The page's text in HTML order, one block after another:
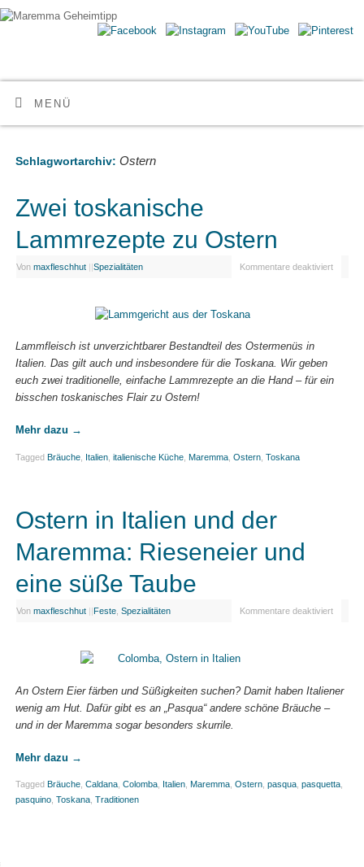
Maremma Geheimtipp
MENÜ
Schlagwortarchiv: Ostern
Zwei toskanische
Lammrezepte zu Ostern
Von maxfleschhut ||Spezialitäten Kommentare deaktiviert
Lammfleisch ist unverzichtbarer Bestandteil des Ostermenüs in
Italien. Das gilt auch und insbesondere für die Toskana. Wir geben
euch zwei traditionelle, einfache Lammrezepte an die Hand – für ein
bisschen toskanisches Flair zu Ostern!
Mehr dazu →
Tagged Bräuche, Italien, italienische Küche, Maremma, Ostern, Toskana
Ostern in Italien und der
Maremma: Rieseneier und
eine süße Taube
Von maxfleschhut ||Feste, Spezialitäten Kommentare deaktiviert
An Ostern Eier färben und Süßigkeiten suchen? Damit haben Italiener
wenig am Hut. Dafür gibt es an „Pasqua“ andere schöne Bräuche –
und in der Maremma sogar besonders skurrile.
Mehr dazu →
Tagged Bräuche, Caldana, Colomba, Italien, Maremma, Ostern, pasqua, pasquetta,
pasquino, Toskana, Traditionen